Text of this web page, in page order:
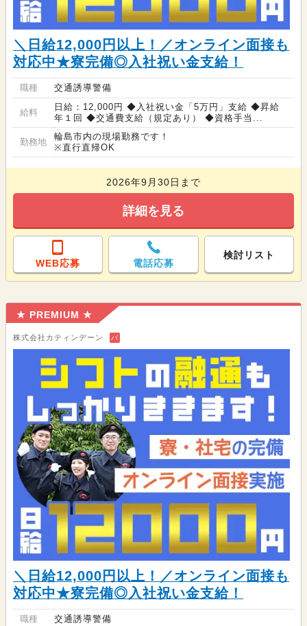
＼日給12,000円以上！／オンライン面接も
対応中★寮完備◎入社祝い金支給！
職種 交通誘導警備
給料
日給：12,000円 ◆入社祝い金「5万円」支給 ◆昇給
年１回 ◆交通費支給（規定あり） ◆資格手当...
勤務地
輪島市内の現場勤務です！
※直行直帰OK
2026年9月30日まで
詳細を見る
WEB応募 電話応募
検討リスト
★ PREMIUM ★
株式会社カティンデーン バ
＼日給12,000円以上！／オンライン面接も
対応中★寮完備◎入社祝い金支給！
職種 交通誘導警備